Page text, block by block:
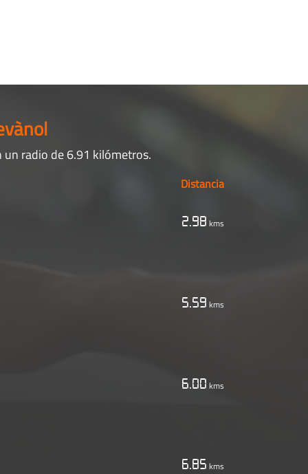
un radio de 6.91 kilómetros.
Distancia
2.98 kms
5.59 kms
6.00 kms
6.85 kms